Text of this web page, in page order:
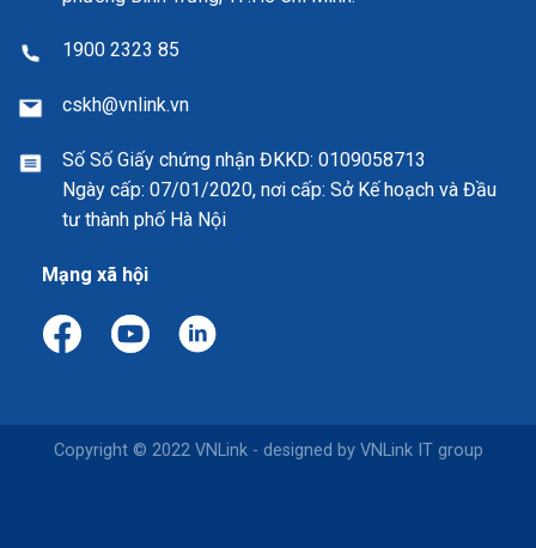
1900 2323 85
cskh@vnlink.vn
Số Số Giấy chứng nhận ĐKKD: 0109058713
Ngày cấp: 07/01/2020, nơi cấp: Sở Kế hoạch và Đầu
tư thành phố Hà Nội
Mạng xã hội
Copyright © 2022 VNLink - designed by VNLink IT group